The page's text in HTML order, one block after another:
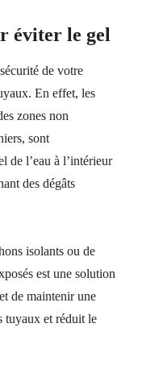
éviter le gel
de votre
En effet, les
zones non
sont
de l’eau à l’intérieur
des dégâts
isolants ou de
est une solution
de maintenir une
tuyaux et réduit le